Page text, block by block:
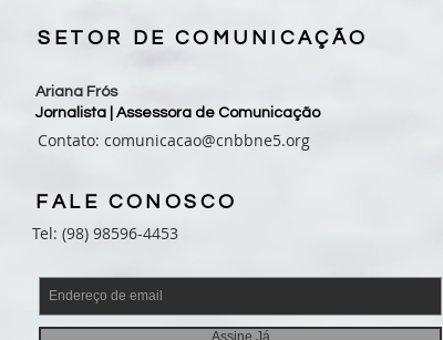
SETOR DE COMUNICAÇÃO
Assine Já
Contato: comunicacao@cnbbne5.org
Ariana Frós
Jornalista | Assessora de Comunicação
FALE CONOSCO
Tel: (98) 98596-4453